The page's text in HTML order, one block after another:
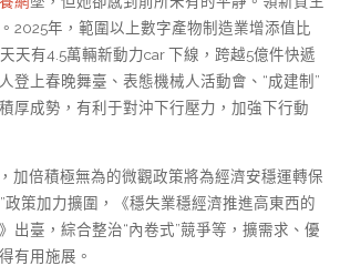
2025年，範圍以上數字產物制造業增添值比
天有4.5萬輛新動力car 下線，跨越5億件快遞
登上春晚舞臺、表態機械人活動會、“成建制”
厚成勢，有利于對沖下行壓力，加強下行動
加倍積極無為的微觀政策將為經濟安穩運轉保
政策加力擴圍，《穩失業穩經濟推進高東西的
出臺，綜合整治“內卷式”競爭等，擴需求、優
有用施展。